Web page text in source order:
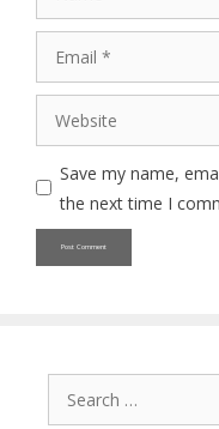
Website
Save my name,
the next time I